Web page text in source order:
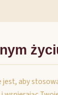
jest, aby